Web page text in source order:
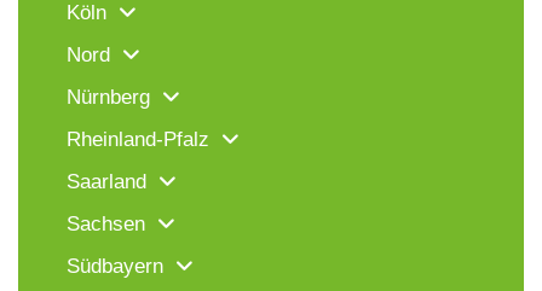
Köln
Nord
Nürnberg
Rheinland-Pfalz
Saarland
Sachsen
Südbayern